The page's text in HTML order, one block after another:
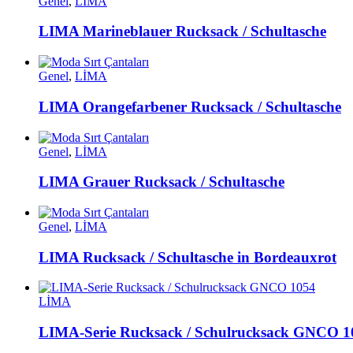
LIMA Marineblauer Rucksack / Schultasche
Genel, LİMA
LIMA Orangefarbener Rucksack / Schultasche
Genel, LİMA
LIMA Grauer Rucksack / Schultasche
Genel, LİMA
LIMA Rucksack / Schultasche in Bordeauxrot
LİMA
LIMA-Serie Rucksack / Schulrucksack GNCO